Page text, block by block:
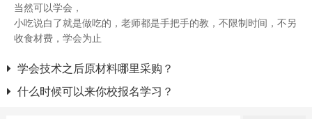
当然可以学会，
小吃说白了就是做吃的，老师都是手把手的教，不限制时间，不另
收食材费，学会为止
学会技术之后原材料哪里采购？
什么时候可以来你校报名学习？